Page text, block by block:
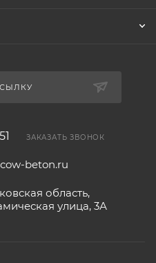
ЗАКАЗАТЬ ЗВОНОК
beton.ru
область,
улица, 3А